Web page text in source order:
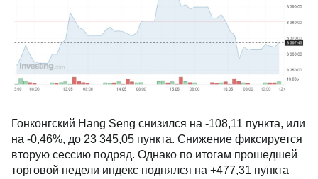
Гонконгский Hang Seng снизился на -108,11 пункта, или
на -0,46%, до 23 345,05 пункта. Снижение фиксируется
вторую сессию подряд. Однако по итогам прошедшей
торговой недели индекс поднялся на +477,31 пункта